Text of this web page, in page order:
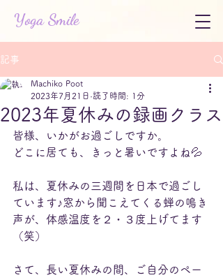
Yoga Smile
記事
2023年夏休みの録画クラス
Machiko Poot
2023年7月21日 読了時間: 1分
皆様、いかがお過ごしですか。
どこに居ても、きっと暑いですよね💦
私は、夏休みの三週間を日本で過ごし
ています♪窓から聞こえてくる蝉の鳴き
声が、体感温度を２・３度上げてます
（笑）
さて、長い夏休みの間、ご自分のペー